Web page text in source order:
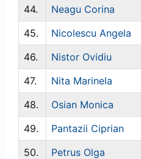
44.
Neagu Corina
45.
Nicolescu Angela
46.
Nistor Ovidiu
47.
Nita Marinela
48.
Osian Monica
49.
Pantazii Ciprian
50.
Petrus Olga